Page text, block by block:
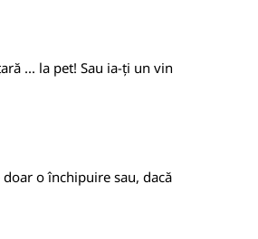
... la pet! Sau ia-ți un vin
o închipuire sau, dacă